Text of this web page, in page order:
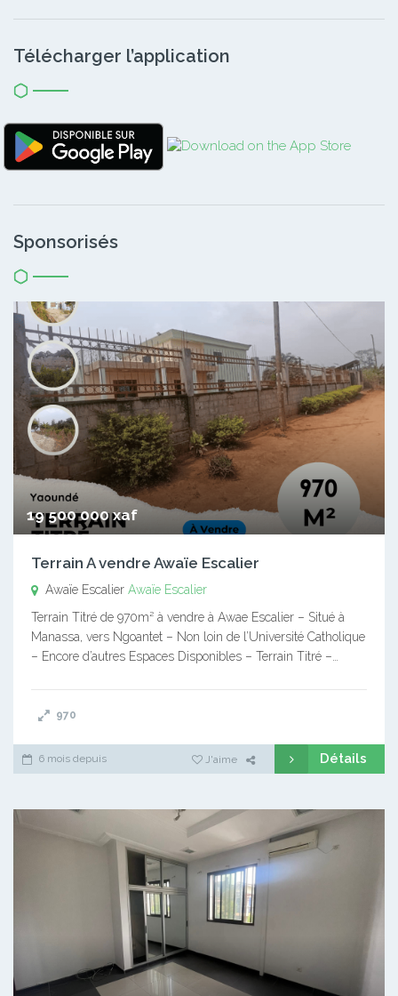
Télécharger l’application
Sponsorisés
19 500 000 xaf
Terrain A vendre Awaïe Escalier
Awaïe Escalier Awaïe Escalier
Terrain Titré de 970m² à vendre à Awae Escalier – Situé à
Manassa, vers Ngoantet – Non loin de l’Université Catholique
– Encore d’autres Espaces Disponibles – Terrain Titré –…
970
6 mois depuis J'aime Détails